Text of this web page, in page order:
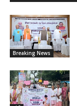
Breaking News